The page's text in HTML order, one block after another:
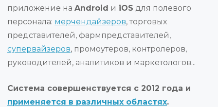
приложение на Android и iOS для полевого
персонала: мерчендайзеров, торговых
представителей, фармпредставителей,
супервайзеров, промоутеров, контролеров,
руководителей, аналитиков и маркетологов...
Система совершенствуется с 2012 года и
применяется в различных областях.